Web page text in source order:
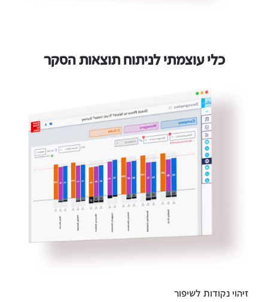
כלי עוצמתי לניתוח תוצאות הסקר
זיהוי נקודות לשיפור